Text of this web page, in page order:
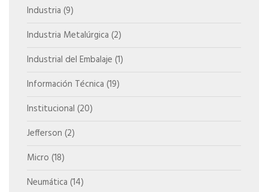
Industria (9)
Industria Metalúrgica (2)
Industrial del Embalaje (1)
Información Técnica (19)
Institucional (20)
Jefferson (2)
Micro (18)
Neumática (14)